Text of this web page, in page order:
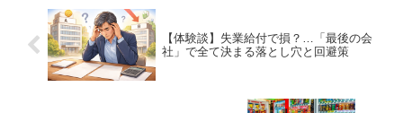
【体験談】失業給付で損？…「最後の会
社」で全て決まる落とし穴と回避策